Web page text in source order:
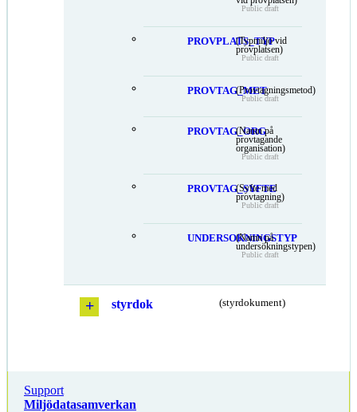
Public draft
PROVPLATS_TYP
(Typmiljö vid
provplatsen)
Public draft
PROVTAG_MET(Provtagningsmetod)
Public draft
PROVTAG_ORG
(Namn på
provtagande
organisation)
Public draft
PROVTAG_SYFTE
(Syfte med
provtagning)
Public draft
UNDERSOKNINGSTYP
(Namn på
undersökningstypen)
Public draft
styrdok (styrdokument)
Support
Miljödatasamverkan